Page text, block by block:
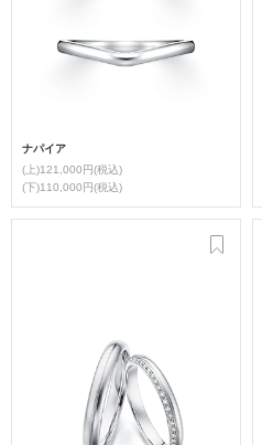
ナパイア
(上)121,000円(税込)
(下)110,000円(税込)